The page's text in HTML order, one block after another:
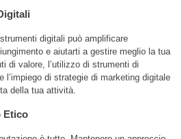
digitali può amplificare
e aiutarti a gestire meglio la tua
di valore, l’utilizzo di strumenti di
l’impiego di strategie di marketing digitale
della tua attività.
Etico